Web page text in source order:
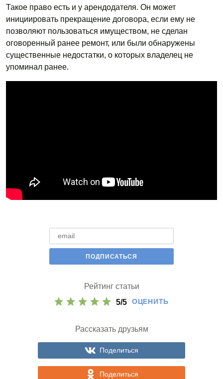
Такое право есть и у арендодателя. Он может
инициировать прекращение договора, если ему не
позволяют пользоваться имуществом, не сделан
оговоренный ранее ремонт, или были обнаружены
существенные недостатки, о которых владелец не
упоминал ранее.
Рейтинг статьи
5/5 ОЦЕНИТЬ
Рассказать друзьям
Поделиться
Поделиться